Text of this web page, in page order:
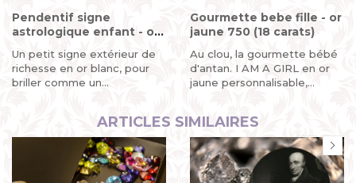
Pendentif signe
astrologique enfant - or
Un petit signe extérieur de
richesse en or blanc, pour
briller comme un...
Gourmette bebe fille - or
jaune 750 (18 carats)
Au clou, la gourmette bébé
d'antan. I AM A GIRL en or
jaune personnalisable,...
ARTICLES SIMILAIRES